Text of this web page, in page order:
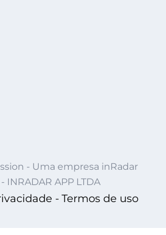
- Uma empresa inRadar
INRADAR APP LTDA
- Termos de uso